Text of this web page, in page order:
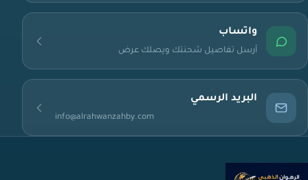
واتساب
أرسل تفاصيل شحنتك ويصلك عرض
البريد الرسمي
info@alrahwanzahby.com